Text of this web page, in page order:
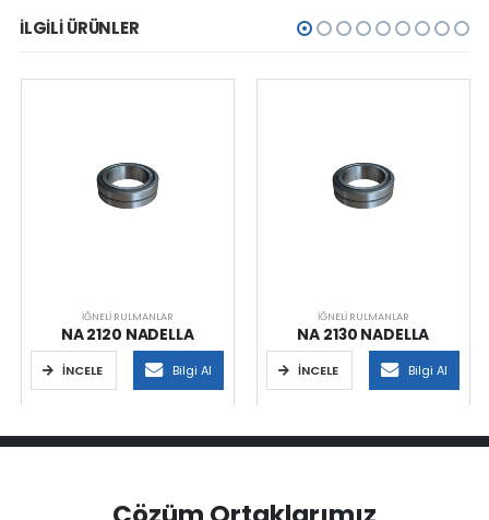
İLGILI ÜRÜNLER
İĞNELI RULMANLAR
NA 2120 NADELLA
İNCELE Bilgi Al
İĞNELI RULMANLAR
NA 2130 NADELLA
İNCELE Bilgi Al